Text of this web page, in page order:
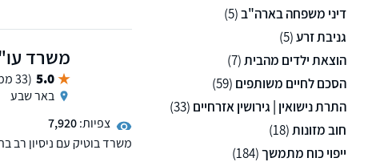
דיני משפחה בארה"ב(5)
גניבת זרע(5)
הוצאת ילדים מהבית(7)
הסכם לחיים משותפים (59)
התרת נישואין | גירושין אזרחיים (33)
חוב מזונות(18)
ייפוי כוח מתמשך(184)
משרד
5.0 (33 ממליצים)
באר שבע
צפיות:7,920
משרד בוטיק עם ניסיון רב